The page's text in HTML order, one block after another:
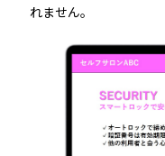
れません。